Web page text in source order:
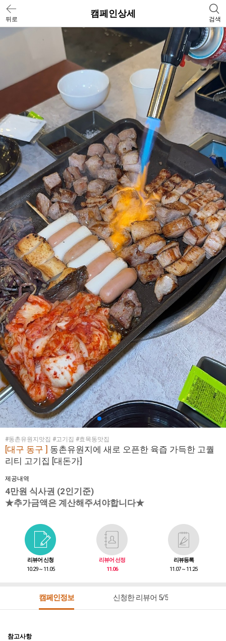
뒤로
캠페인상세
검색
#동촌유원지맛집 #고기집 #효목동맛집
[대구 동구 ] 동촌유원지에 새로 오픈한 육즙 가득한 고퀄
리티 고기집 [대돈가]
제공내역
4만원 식사권 (2인기준)
★추가금액은 계산해주셔야합니다★
리뷰어 신청
10.29 ~ 11.05
리뷰어 선정
11.06
리뷰등록
11.07 ~ 11.25
캠페인정보 신청한 리뷰어 5/5
참고사항